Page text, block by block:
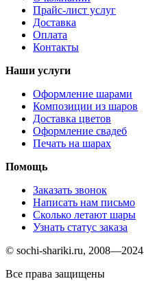
Прайс-лист услуг
Доставка
Оплата
Контакты
Наши услуги
Оформление шарами
Композиции из шаров
Доставка цветов
Оформление свадеб
Печать на шарах
Помощь
Заказать звонок
Написать нам письмо
Сколько летают шары
Узнать статус заказа
© sochi-shariki.ru, 2008—2024
Все права защищены